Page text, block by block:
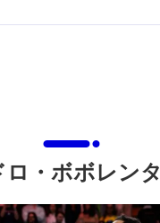
・ボボレン